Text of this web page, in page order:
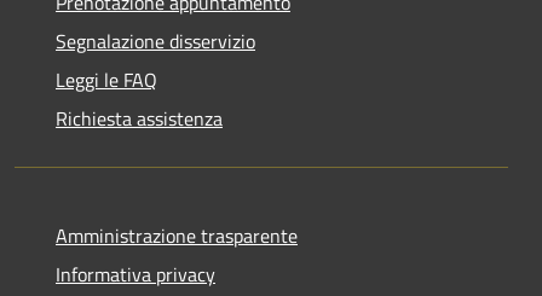
Segnalazione disservizio
Leggi le FAQ
Richiesta assistenza
Amministrazione trasparente
Informativa privacy